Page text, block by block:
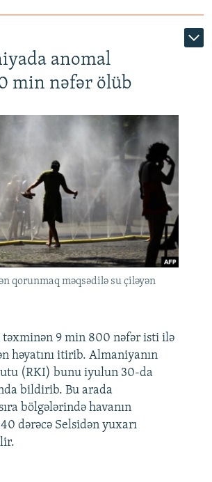
anomal
min nəfər ölüb
qorunmaq məqsədilə su çiləyən
9 min 800 nəfər isti ilə
həyatını itirib. Almaniyanın
(RKI) bunu iyulun 30-da
bildirib. Bu arada
bölgələrində havanın
dərəcə Selsidən yuxarı